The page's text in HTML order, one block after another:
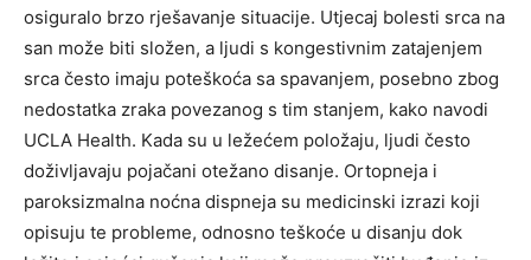
osiguralo brzo rješavanje situacije. Utjecaj bolesti srca na
san može biti složen, a ljudi s kongestivnim zatajenjem
srca često imaju poteškoća sa spavanjem, posebno zbog
nedostatka zraka povezanog s tim stanjem, kako navodi
UCLA Health. Kada su u ležećem položaju, ljudi često
doživljavaju pojačani otežano disanje. Ortopneja i
paroksizmalna noćna dispneja su medicinski izrazi koji
opisuju te probleme, odnosno teškoće u disanju dok